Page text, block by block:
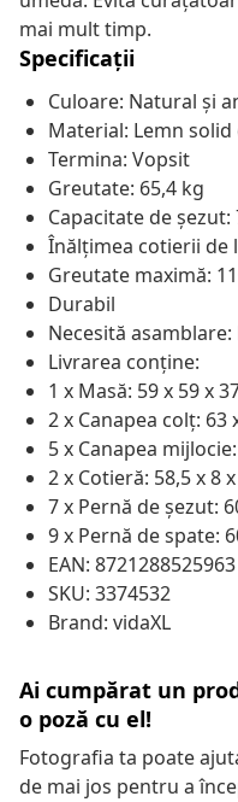
mai mult timp.
Specificații
Culoare: Natural și
Material: Lemn solid
Termina: Vopsit
Greutate: 65,4 kg
Capacitate de șezut:
Înălțimea cotierii de
Greutate maximă:
Durabil
Necesită asamblare:
Livrarea conține:
1 x Masă: 59 x 59 x
2 x Canapea colț: 63
5 x Canapea
2 x Cotieră: 58,5 x 8
7 x Pernă de șezut:
9 x Pernă de spate:
EAN: 8721288525963
SKU: 3374532
Brand: vidaXL
Ai cumpărat un
o poză cu el!
Fotografia ta poate
de mai jos pentru a